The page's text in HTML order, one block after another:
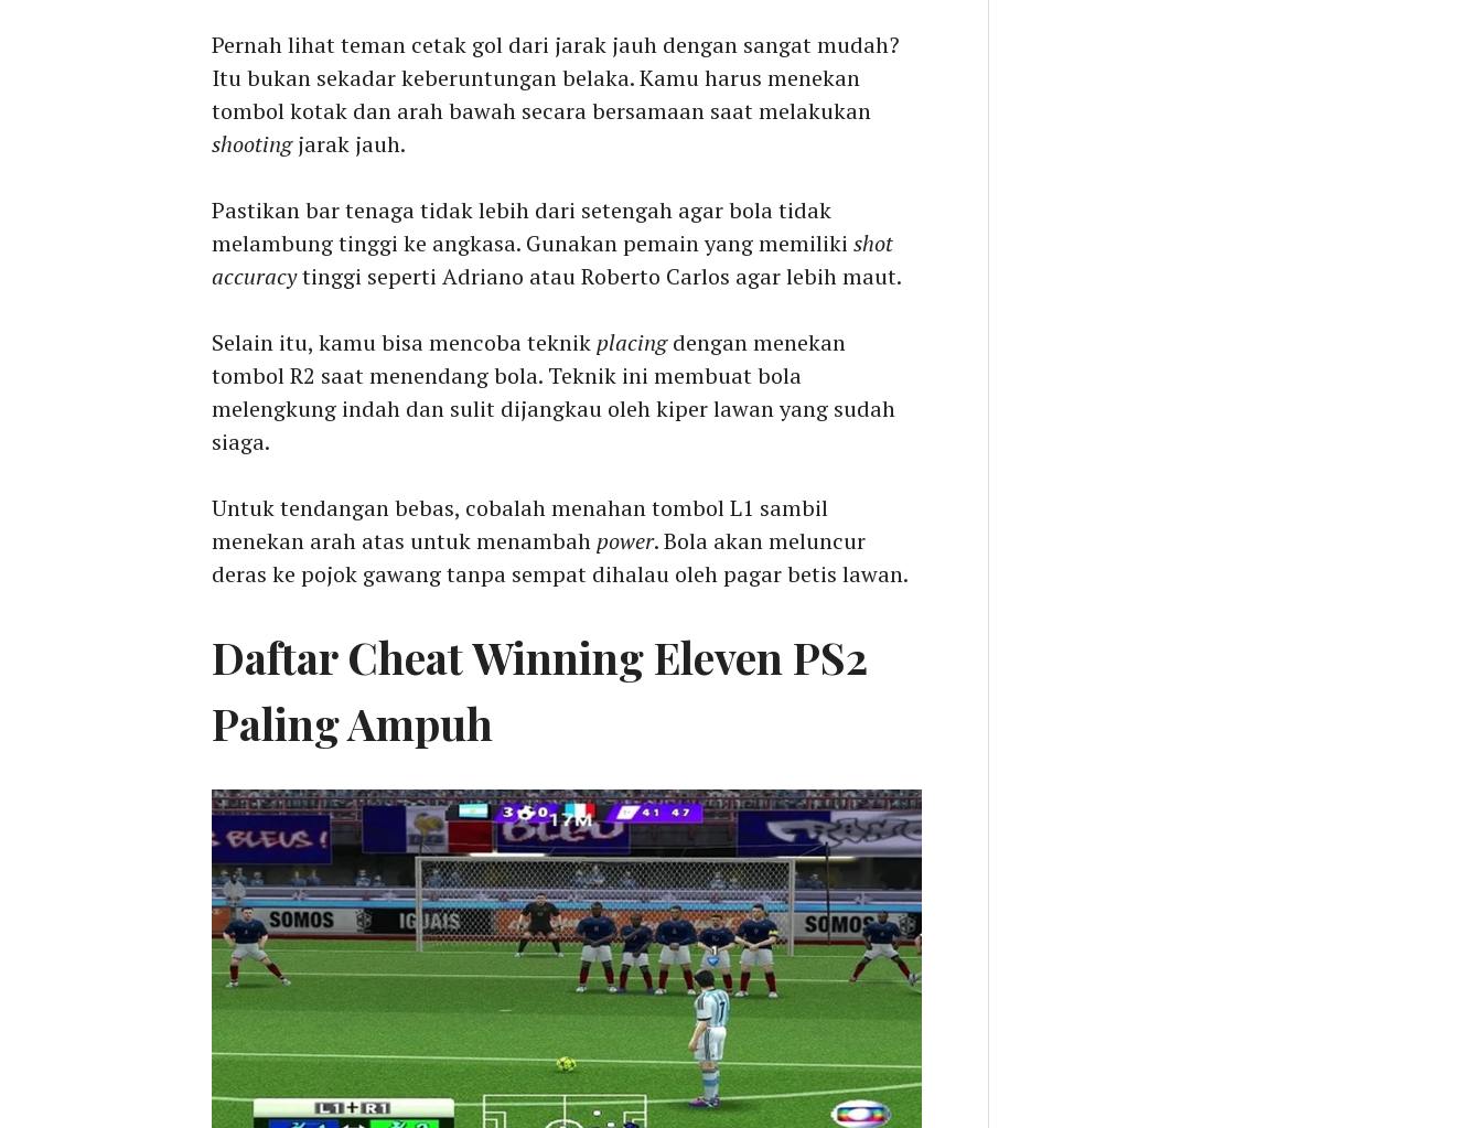
Pernah lihat teman cetak gol dari jarak jauh dengan sangat mudah?
Itu bukan sekadar keberuntungan belaka. Kamu harus menekan
tombol kotak dan arah bawah secara bersamaan saat melakukan
shootingjarak jauh.
Pastikan bar tenaga tidak lebih dari setengah agar bola tidak
melambung tinggi ke angkasa. Gunakan pemain yang memiliki shot
accuracytinggi seperti Adriano atau Roberto Carlos agar lebih maut.
Selain itu, kamu bisa mencoba teknik placingdengan menekan
tombol R2 saat menendang bola. Teknik ini membuat bola
melengkung indah dan sulit dijangkau oleh kiper lawan yang sudah
siaga.
Untuk tendangan bebas, cobalah menahan tombol L1 sambil
menekan arah atas untuk menambah power. Bola akan meluncur
deras ke pojok gawang tanpa sempat dihalau oleh pagar betis lawan.
Daftar Cheat Winning Eleven PS2
Paling Ampuh